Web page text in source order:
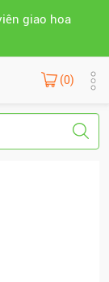
giao hoa
(0)